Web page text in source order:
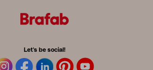
Let's be social!